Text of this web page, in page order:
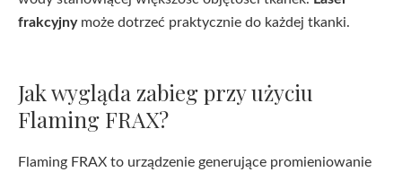
frakcyjnymoże dotrzeć praktycznie do każdej tkanki.
Jak wygląda zabieg przy użyciu
Flaming FRAX?
Flaming FRAX to urządzenie generujące promieniowanie